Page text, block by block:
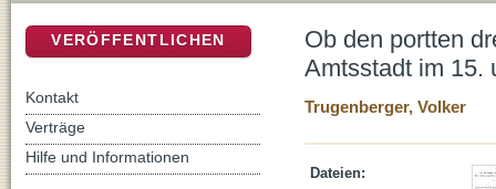
Ob den portten
Amtsstadt im 15.
Trugenberger, Volker
Dateien:
VERÖFFENTLICHEN
Kontakt
Verträge
Hilfe und Informationen